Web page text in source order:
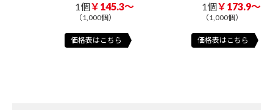
1個￥145.3～
（1,000個）
価格表はこちら
1個￥173.9～
（1,000個）
価格表はこちら